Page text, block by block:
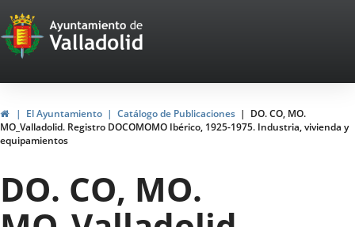
Portal
Web
del
Ayuntamiento
de
Valladolid
InicioEl Ayuntamiento Catálogo de Publicaciones
DO. CO, MO.
MO_Valladolid. Registro DOCOMOMO Ibérico, 1925-1975. Industria, vivienda y
equipamientos
DO. CO, MO.